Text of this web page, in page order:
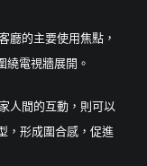
廳的主要使用焦點，
繞電視牆展開。
人間的互動，則可以
，形成圍合感，促進